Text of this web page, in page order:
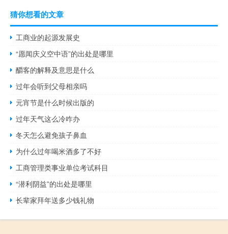
猜你想看的文章
工商业的起源发展史
“愿闻庆义空中语”的出处是哪里
釂客的解释及意思是什么
过年会听到父母相亲吗
元宵节是什么时候出版的
过年天气这么冷咋办
冬天怎么避免孩子鼻血
为什么过年喝米酒多了不好
工商管理类事业单位考试科目
“潜利阴益”的出处是哪里
长辈家拜年送多少钱礼物